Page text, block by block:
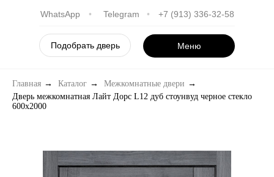
WhatsApp •
Telegram
• +7 (913) 336-32-58
Подобрать дверь Меню
Главная → Каталог → Межкомнатные двери →
Дверь межкомнатная Лайт Дорс L12 дуб стоунвуд черное стекло
600х2000